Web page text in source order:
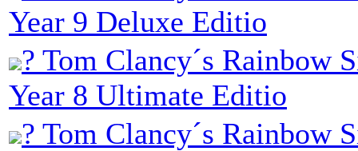
Year 9 Deluxe Editio
? Tom Clancy´s Rainbow
Year 8 Ultimate Editio
? Tom Clancy´s Rainbow